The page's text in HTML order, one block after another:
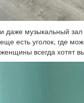
и даже музыкальный
еще есть уголок, где
женщины всегда хотят